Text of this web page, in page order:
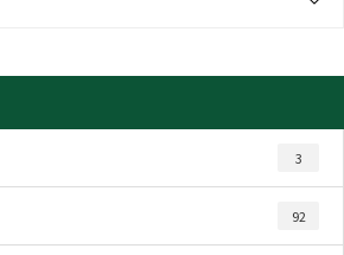
3
92